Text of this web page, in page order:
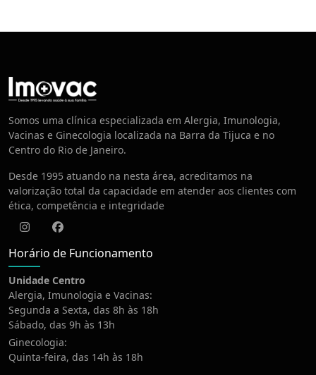
Centro de Vacinação
Somos uma clínica especializada em Alergia, Imunologia,
Vacinas e Ginecologia localizada na Barra da Tijuca e no
Centro do Rio de Janeiro.
Desde 1995 atuando na nesta área, acreditamos na
valorização total da capacidade em atender aos clientes com
ética, competência e integridade
InstagramFacebook
Horário de Funcionamento
Unidade Centro
Alergia, Imunologia e Vacinas:
Segunda a Sexta, das 8h às 18h
Sábado, das 9h às 13h
Ginecologia:
Quinta-feira, das 14h às 18h